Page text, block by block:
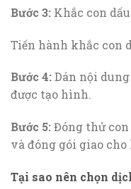
Bước 3: Khắc con dấu.
Tiến hành khắc con
Bước 4:Dán nội
được tạo hình.
Bước 5:Đóng thử
và đóng gói giao
Tại sao nên chọn